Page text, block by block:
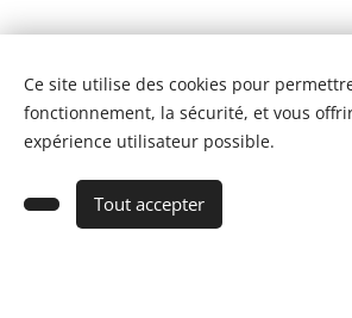
Ajouter au
© 2026 Tous droits
BCC IMMOBILIER CAMBODGE
Ce site utilise des cookies pour
fonctionnement, la sécurité, et vous
expérience utilisateur possible.
Tout accepter